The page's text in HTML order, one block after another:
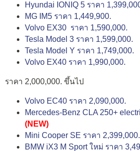
Hyundai IONIQ 5 ราคา
MG IM5 ราคา 1,449,900.
Volvo EX30 ราคา 1,590,000.
Tesla Model 3 ราคา 1,599,000.
Tesla Model Y ราคา 1,749,000.
Volvo EX40 ราคา 1,990,000.
ราคา 2,000,000. ขึ้นไป
Volvo EC40 ราคา 2,090,000.
Mercedes-Benz CLA 250+
(NEW)
Mini Cooper SE ราคา 2,399,000.
BMW iX3 M Sport ใหม่ ราคา